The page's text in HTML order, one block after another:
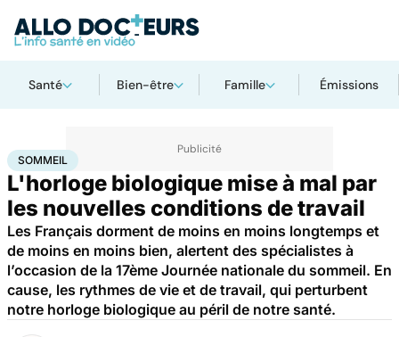
Santé Bien-être Famille Émissions
AccueilSanté
SOMMEIL
L'horloge biologique mise à mal par
les nouvelles conditions de travail
Les Français dorment de moins en moins longtemps et
de moins en moins bien, alertent des spécialistes à
l’occasion de la 17ème Journée nationale du sommeil. En
cause, les rythmes de vie et de travail, qui perturbent
notre horloge biologique au péril de notre santé.